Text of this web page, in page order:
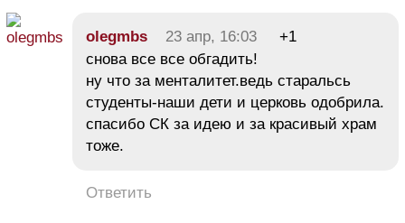
olegmbs 23 апр, 16:03
+1
снова все все обгадить!
ну что за менталитет.ведь старальсь
студенты-наши дети и церковь одобрила.
спасибо СК за идею и за красивый храм
тоже.
Ответить